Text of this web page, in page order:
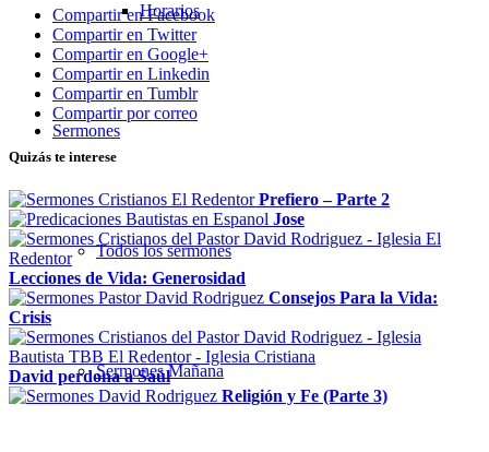
Horarios
Sermones
Todos los sermones
Sermones Mañana
Compartir en Facebook
Compartir en Twitter
Compartir en Google+
Compartir en Linkedin
Compartir en Tumblr
Compartir por correo
Quizás te interese
Prefiero – Parte 2
Jose
Lecciones de Vida: Generosidad
Consejos Para la Vida:
Crisis
David perdona a Saúl
Religión y Fe (Parte 3)